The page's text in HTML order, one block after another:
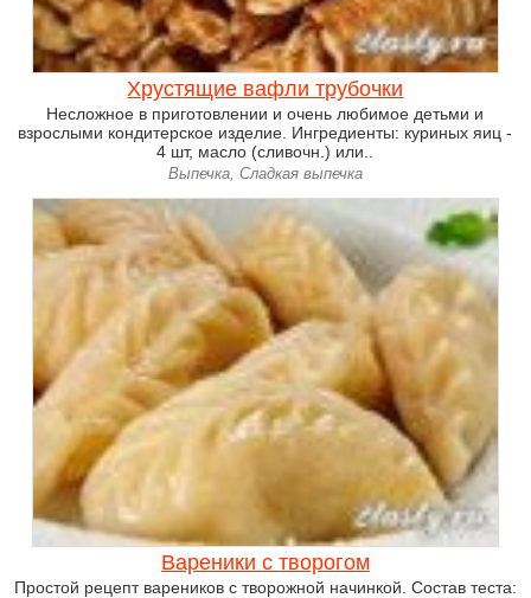
Хрустящие вафли трубочки
Несложное в приготовлении и очень любимое детьми и
взрослыми кондитерское изделие. Ингредиенты: куриных яиц -
4 шт, масло (сливочн.) или..
Выпечка, Сладкая выпечка
Вареники с творогом
Простой рецепт вареников с творожной начинкой. Состав теста: